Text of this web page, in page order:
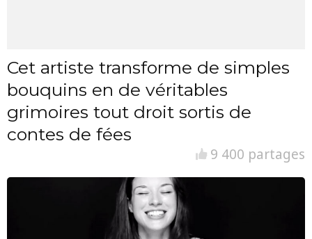
Cet artiste transforme de simples
bouquins en de véritables
grimoires tout droit sortis de
contes de fées
9 400 partages